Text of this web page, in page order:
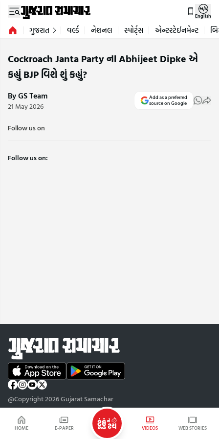
HOME E-PAPER VIDEOS WEB STORIES
English
ગુજરાત વર્લ્ડ નેશનલ સ્પોર્ટ્સ એન્ટરટેઈનમેન્ટ
Cockroach Janta Party ના Abhijeet Dipke એ
કહ્યું BJP વિશે શું કહ્યું?
By GS Team
21 May 2026
Add as a preferred
source on Google
Follow us on
Follow us on:
@Copyright 2026 Gujarat Samachar